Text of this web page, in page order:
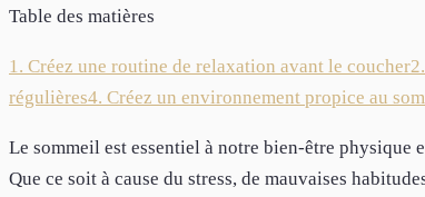
Table des matières
1. Créez une routine de relaxation avant le coucher
régulières4. Créez un environnement propice au
Le sommeil est essentiel à notre bien-être physique
Que ce soit à cause du stress, de mauvaises